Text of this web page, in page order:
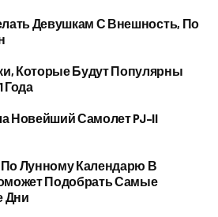
Девушкам С Внешность, По
Которые Будут Популярны
Года
Новейший Самолет PJ–II
Лунному Календарю В
Подобрать Самые
Дни